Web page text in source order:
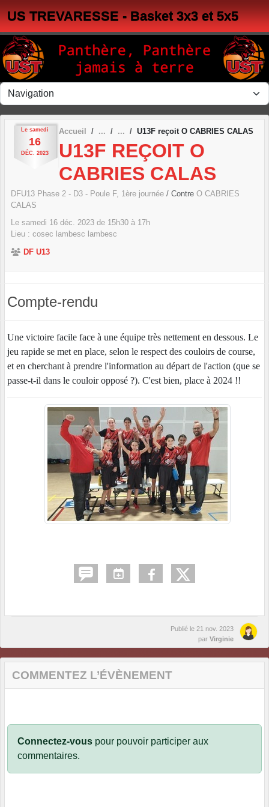
US TREVARESSE - Basket 3x3 et 5x5
Le samedi
16
DÉC. 2023
Accueil U13F reçoit O CABRIES CALAS
U13F REÇOIT O
CABRIES CALAS
DFU13 Phase 2 - D3 - Poule F, 1ère journée / Contre O CABRIES
CALAS
Le samedi 16 déc. 2023 de 15h30 à 17h
Lieu : cosec lambesc lambesc
DF U13
Compte-rendu
Une victoire facile face à une équipe très nettement en dessous. Le
jeu rapide se met en place, selon le respect des couloirs de course,
et en cherchant à prendre l'information au départ de l'action (que se
passe-t-il dans le couloir opposé ?). C'est bien, place à 2024 !!
Publié le 21 nov. 2023
par Virginie
COMMENTEZ L’ÉVÈNEMENT
Connectez-vous pour pouvoir participer aux
commentaires.